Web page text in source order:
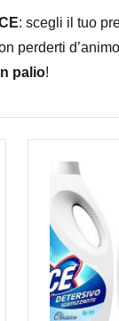
: scegli il tuo
perderti
palio!